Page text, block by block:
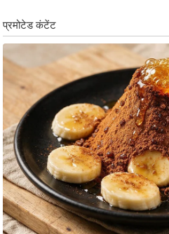
नी
ति
ष
ण
स
म
सा
म
यि
क